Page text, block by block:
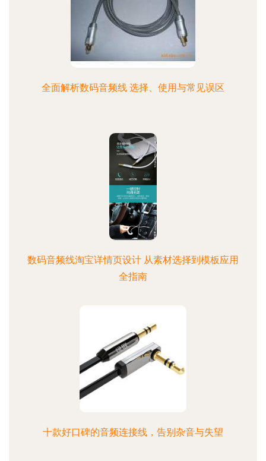
全面解析数码音频线 选择、使用与常见误区
数码音频线淘宝详情页设计 从素材选择到模板应用
全指南
十款好口碑的音频连接线，告别杂音与失望